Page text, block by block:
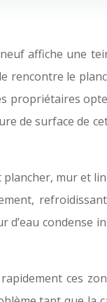
affiche une
rencontre le
propriétaires
de surface de
mur et
condense
ces